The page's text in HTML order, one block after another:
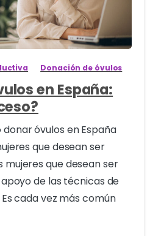
Donación de óvulos
en España:
óvulos en España
que desean ser
mujeres que desean ser
de las técnicas de
cada vez más común